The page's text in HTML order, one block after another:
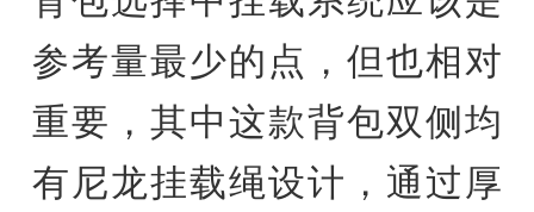
参考量最少的点，但也相对
重要，其中这款背包双侧均
有尼龙挂载绳设计，通过厚